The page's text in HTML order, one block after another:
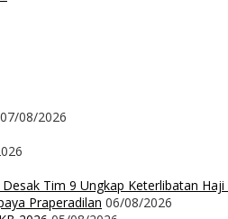
07/08/2026
Tim 9 Ungkap Keterlibatan Haji
Praperadilan 06/08/2026